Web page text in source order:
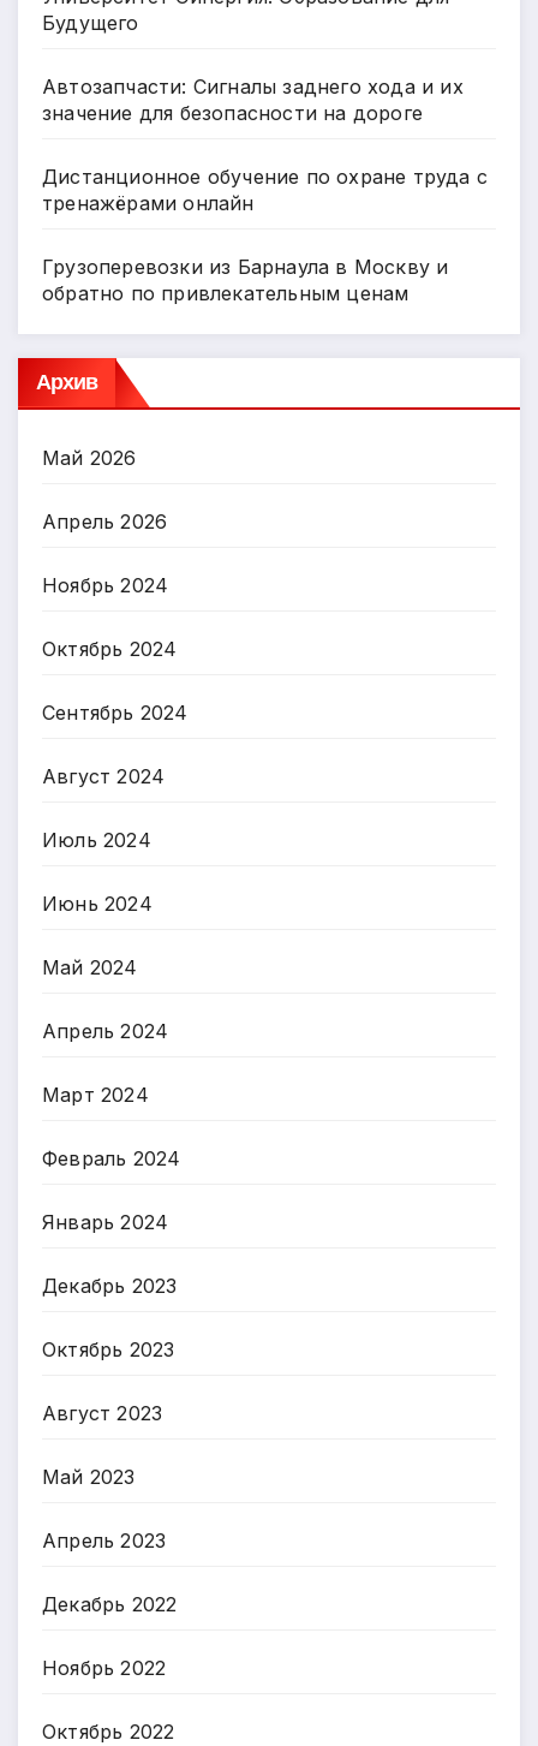
Будущего
Автозапчасти: Сигналы заднего хода и их
значение для безопасности на дороге
Дистанционное обучение по охране труда с
тренажёрами онлайн
Грузоперевозки из Барнаула в Москву и
обратно по привлекательным ценам
Архив
Май 2026
Апрель 2026
Ноябрь 2024
Октябрь 2024
Сентябрь 2024
Август 2024
Июль 2024
Июнь 2024
Май 2024
Апрель 2024
Март 2024
Февраль 2024
Январь 2024
Декабрь 2023
Октябрь 2023
Август 2023
Май 2023
Апрель 2023
Декабрь 2022
Ноябрь 2022
Октябрь 2022